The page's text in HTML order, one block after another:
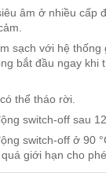
âm ở nhiều cấp
sạch với hệ thống
bắt đầu ngay khi
thể tháo rời.
switch-off sau
switch-off ở 90
giới hạn cho